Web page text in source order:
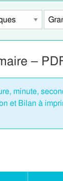
–
minute,
et Bilan à